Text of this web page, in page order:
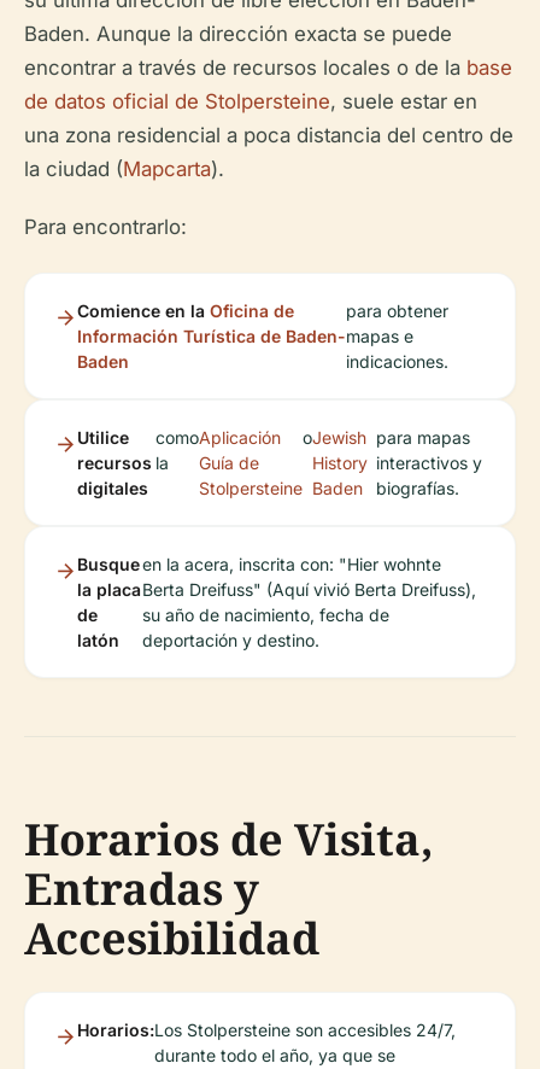
Baden. Aunque la dirección exacta se puede
encontrar a través de recursos locales o de la base
de datos oficial de Stolpersteine, suele estar en
una zona residencial a poca distancia del centro de
la ciudad (Mapcarta).
Para encontrarlo:
Comience en la Oficina de
Información Turística de Baden-
Baden
para obtener
mapas e
indicaciones.
Utilice
recursos
digitales
como
la
Aplicación
Guía de
Stolpersteine
oJewish
History
Baden
para mapas
interactivos y
biografías.
Busque
la placa
de
latón
en la acera, inscrita con: "Hier wohnte
Berta Dreifuss" (Aquí vivió Berta Dreifuss),
su año de nacimiento, fecha de
deportación y destino.
Horarios de Visita,
Entradas y
Accesibilidad
Horarios:Los Stolpersteine son accesibles 24/7,
durante todo el año, ya que se